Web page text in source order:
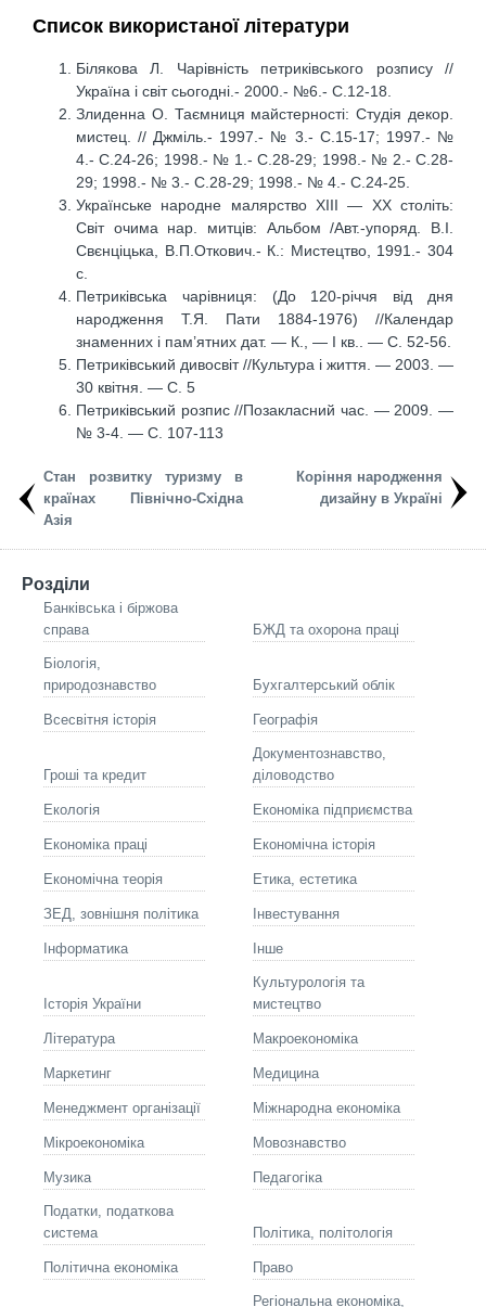
Список використаної літератури
Білякова Л. Чарівність петриківського розпису //
Україна і світ сьогодні.- 2000.- №6.- С.12-18.
Злиденна О. Таємниця майстерності: Студія декор.
мистец. // Джміль.- 1997.- № 3.- С.15-17; 1997.- №
4.- С.24-26; 1998.- № 1.- С.28-29; 1998.- № 2.- С.28-
29; 1998.- № 3.- С.28-29; 1998.- № 4.- С.24-25.
Українське народне малярство ХІІІ — ХХ століть:
Світ очима нар. митців: Альбом /Авт.-упоряд. В.І.
Свєнціцька, В.П.Откович.- К.: Мистецтво, 1991.- 304
с.
Петриківська чарівниця: (До 120-річчя від дня
народження Т.Я. Пати 1884-1976) //Календар
знаменних і пам’ятних дат. — К., — I кв.. — C. 52-56.
Петриківський дивосвіт //Культура і життя. — 2003. —
30 квітня. — C. 5
Петриківський розпис //Позакласний час. — 2009. —
№ 3-4. — C. 107-113
Стан розвитку туризму в
країнах Північно-Східна
Азія
Коріння народження
дизайну в Україні
Розділи
Банківська і біржова
справа
БЖД та охорона праці
Біологія,
природознавство
Бухгалтерський облік
Всесвітня історія Географія
Гроші та кредит
Документознавство,
діловодство
Екологія Економіка підприємства
Економіка праці Економічна історія
Економічна теорія Етика, естетика
ЗЕД, зовнішня політика Інвестування
Інформатика Інше
Історія України
Культурологія та
мистецтво
Літературa Макроекономіка
Маркетинг Медицина
Менеджмент організації Міжнародна економіка
Мікроекономіка Мовознавство
Музика Педагогіка
Податки, податкова
система
Політика, політологія
Політична економіка Право
Регіональна економіка,